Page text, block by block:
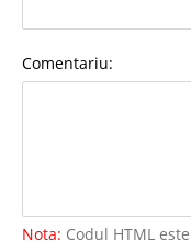
Comentariu:
Nota: Codul HTML